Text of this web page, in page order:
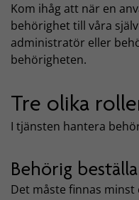
Kom ihåg att när en
behörighet till våra
administratör eller
behörigheten.
Tre olika
I tjänsten hantera
Behörig
Det måste finnas